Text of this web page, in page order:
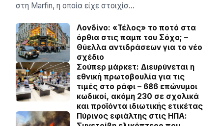
στη Marfin, η οποία είχε στοιχίσ…
Λονδίνο: «Τέλος» το ποτό στα
όρθια στις παμπ του Σόχο; –
Θύελλα αντιδράσεων για το νέο
σχέδιο
Σούπερ μάρκετ: Διευρύνεται η
εθνική πρωτοβουλία για τις
τιμές στο ράφι – 686 επώνυμοι
κωδικοί, ακόμη 230 σε σχολικά
και προϊόντα ιδιωτικής ετικέτας
Πύρινος εφιάλτης στις ΗΠΑ: